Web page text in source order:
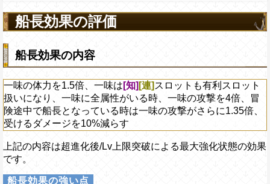
船長効果の評価
船長効果の内容
一味の体力を1.5倍、一味は [知] [連] スロットも有利スロット
扱いになり、一味に全属性がいる時、一味の攻撃を4倍、冒
険途中で船長となっている時は一味の攻撃がさらに1.35倍、
受けるダメージを10%減らす
上記の内容は超進化後/Lv上限突破による最大強化状態の効果
です。